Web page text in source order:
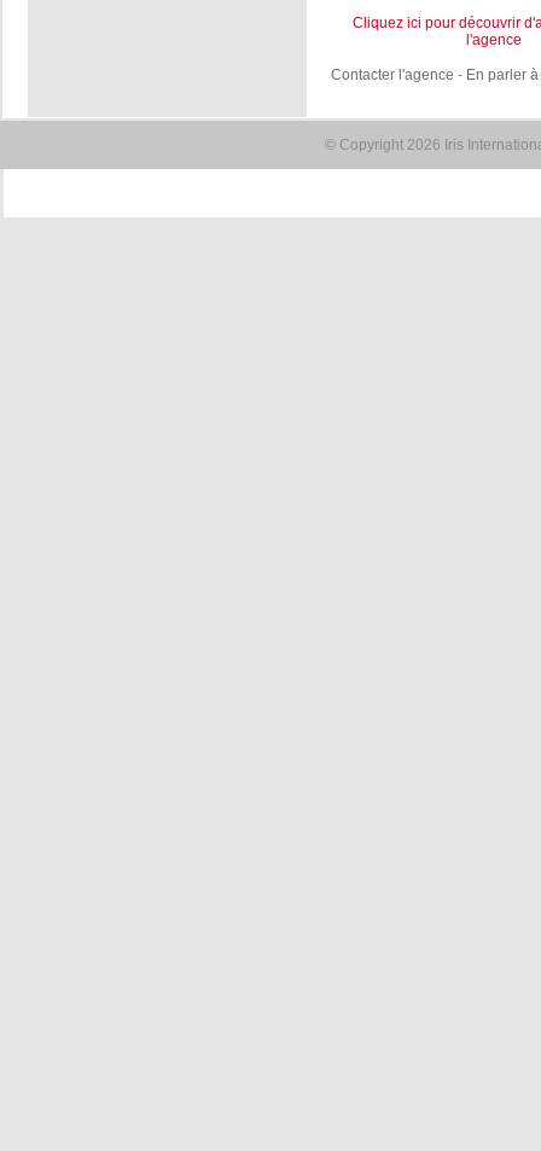
Cliquez ici pour découvrir
l'agence
Contacter l'agence - En parler
© Copyright 2026 Iris